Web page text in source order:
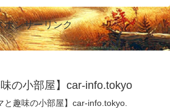
ポンサーリンク
味の小部屋】car-info.tokyo
と趣味の小部屋】car-info.tokyo.